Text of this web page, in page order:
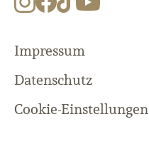
Impressum
Datenschutz
Cookie-Einstellungen